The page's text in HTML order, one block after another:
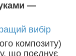
—
вибір
композиту)
що поєднує